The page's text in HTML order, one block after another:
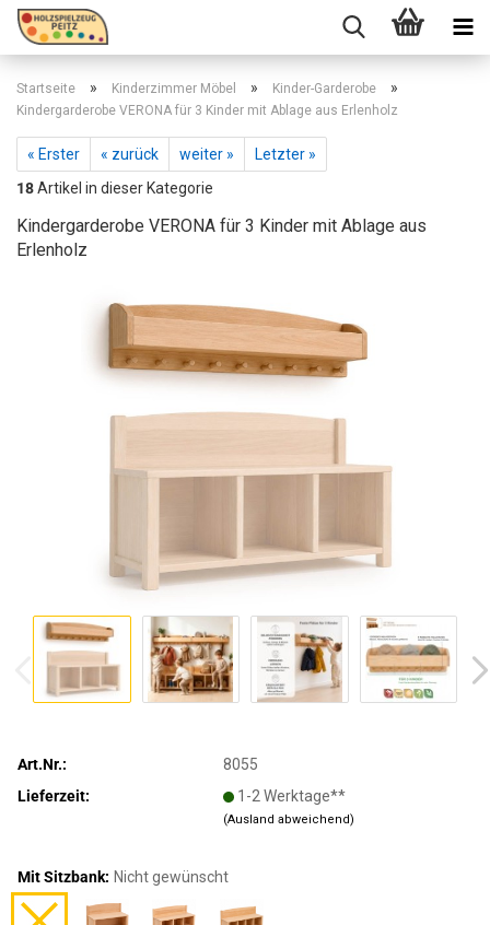
Startseite » Kinderzimmer Möbel » Kinder-Garderobe »
Kindergarderobe VERONA für 3 Kinder mit Ablage aus Erlenholz
« Erster « zurück weiter »
Letzter »
18Artikel in dieser Kategorie
Kindergarderobe VERONA für 3 Kinder mit Ablage aus
Erlenholz
Art.Nr.:
8055
Lieferzeit:
1-2 Werktage**
(Ausland abweichend)
Mit Sitzbank: Nicht gewünscht